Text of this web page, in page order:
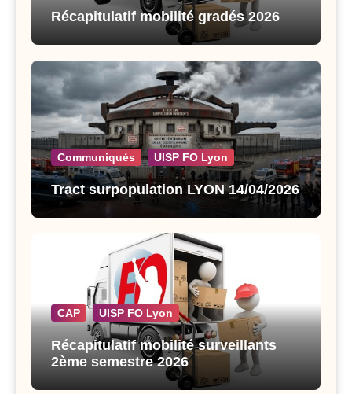
Récapitulatif mobilité gradés 2026
Communiqués UISP FO Lyon
Tract surpopulation LYON 14/04/2026
CAP UISP FO Lyon
Récapitulatif mobilité surveillants
2ème semestre 2026